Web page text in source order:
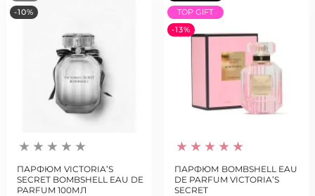
-10%
ПАРФЮМ VICTORIA’S
SECRET BOMBSHELL EAU DE
PARFUM 100МЛ
TOP GIFT
-13%
ПАРФЮМ BOMBSHELL EAU
DE PARFUM VICTORIA’S
SECRET